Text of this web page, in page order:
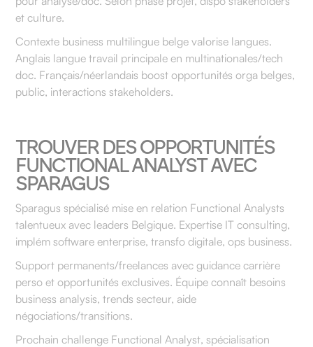
et culture.
Contexte business multilingue belge valorise langues.
Anglais langue travail principale en multinationales/tech
doc. Français/néerlandais boost opportunités orga belges,
public, interactions stakeholders.
TROUVER DES OPPORTUNITÉS
FUNCTIONAL ANALYST AVEC
SPARAGUS
Sparagus spécialisé mise en relation Functional Analysts
talentueux avec leaders Belgique. Expertise IT consulting,
implém software enterprise, transfo digitale, ops business.
Support permanents/freelances avec guidance carrière
perso et opportunités exclusives. Équipe connaît besoins
business analysis, trends secteur, aide
négociations/transitions.
Prochain challenge Functional Analyst, spécialisation